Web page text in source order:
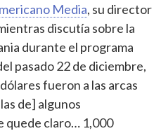
Media, su director
discutía sobre la
durante el programa
pasado 22 de diciembre,
fueron a las arcas
de] algunos
quede claro… 1,000